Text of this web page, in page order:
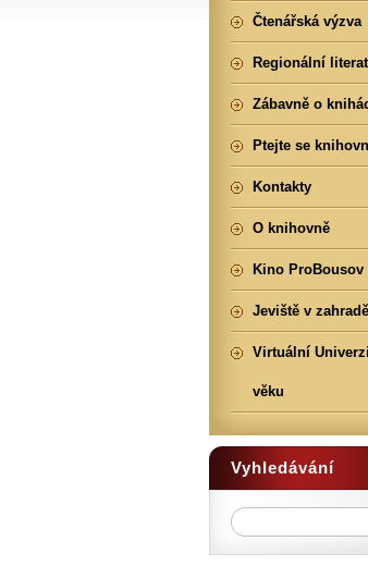
Čtenářská výzva
Regionální
Zábavně o
Ptejte se
Kontakty
O knihovně
Kino ProBousov
Jeviště v zahradě
Virtuální
věku
Vyhledávání